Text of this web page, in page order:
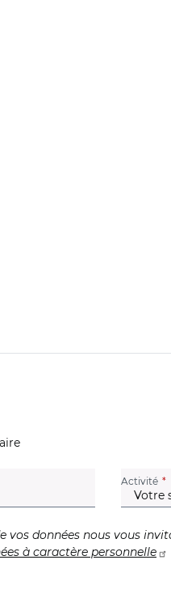
Activité
vos données nous vous
à caractère personnelle